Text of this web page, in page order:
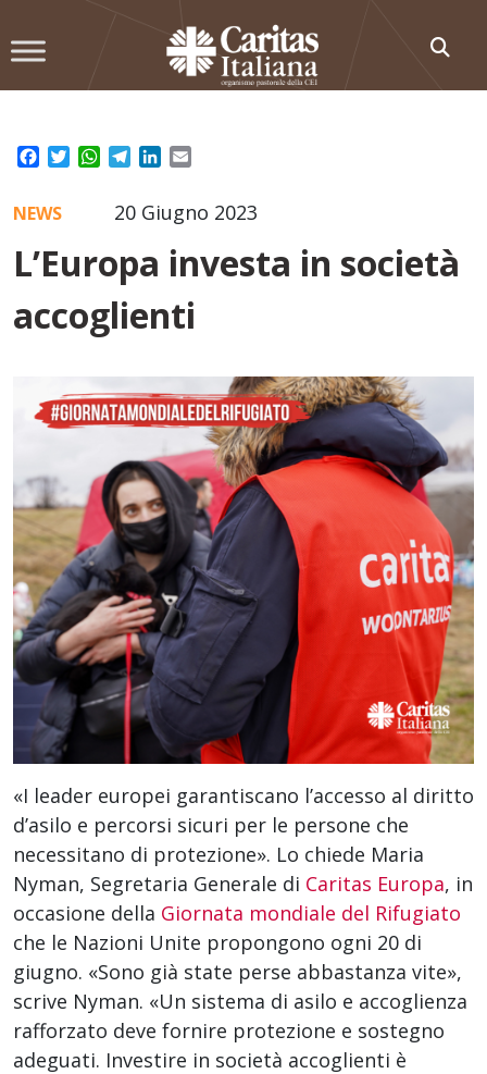
to
Facebook
TwitterWhatsApp
TelegramLinkedIn
20 Giugno 2023
NEWS
L’Europa investa in società
accoglienti
«I leader europei garantiscano l’accesso al diritto
d’asilo e percorsi sicuri per le persone che
necessitano di protezione». Lo chiede Maria
Nyman, Segretaria Generale di Caritas Europa, in
occasione della Giornata mondiale del Rifugiato
che le Nazioni Unite propongono ogni 20 di
giugno. «Sono già state perse abbastanza vite»,
scrive Nyman. «Un sistema di asilo e accoglienza
rafforzato deve fornire protezione e sostegno
adeguati. Investire in società accoglienti è